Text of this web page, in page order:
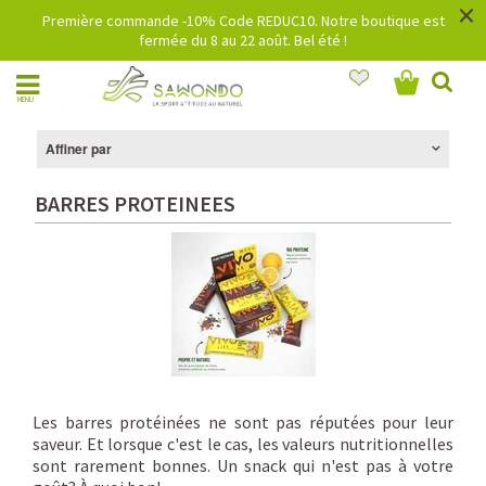
Première commande -10% Code REDUC10. Notre boutique est
fermée du 8 au 22 août. Bel été !
×
MENU
Affiner par
BARRES PROTEINEES
Les barres protéinées ne sont pas réputées pour leur
saveur. Et lorsque c'est le cas, les valeurs nutritionnelles
sont rarement bonnes. Un snack qui n'est pas à votre